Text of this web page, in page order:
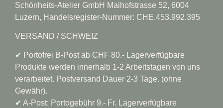
Schönheits-Atelier GmbH Maihofstrasse 52, 6004
Luzern, Handelsregister-Nummer: CHE.453.992.395
VERSAND / SCHWEIZ
✔︎ Portofrei B-Post ab CHF 80.- Lagerverfügbare
Produkte werden innerhalb 1-2 Arbeitstagen von uns
verarbeitet. Postversand Dauer 2-3 Tage. (ohne
Gewähr).
✔︎ A-Post: Portogebühr 9.- Fr. Lagerverfügbare